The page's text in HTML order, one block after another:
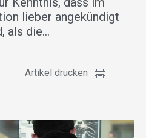
lieber angekündigt
als die…
Artikel drucken